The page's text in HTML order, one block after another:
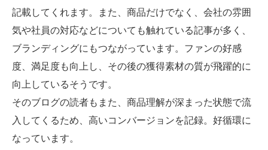
記載してくれます。また、商品だけでなく、会社の雰囲
気や社員の対応などについても触れている記事が多く、
ブランディングにもつながっています。ファンの好感
度、満足度も向上し、その後の獲得素材の質が飛躍的に
向上しているそうです。
そのブログの読者もまた、商品理解が深まった状態で流
入してくるため、高いコンバージョンを記録。好循環に
なっています。